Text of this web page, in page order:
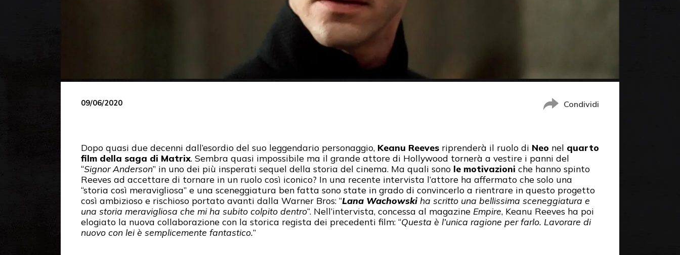
09/06/2020 Condividi
Dopo quasi due decenni dall’esordio del suo leggendario personaggio, Keanu Reeves riprenderà il ruolo di Neo nel quarto
film della saga di Matrix. Sembra quasi impossibile ma il grande attore di Hollywood tornerà a vestire i panni del
“Signor Anderson” in uno dei più insperati sequel della storia del cinema. Ma quali sono le motivazioni che hanno spinto
Reeves ad accettare di tornare in un ruolo così iconico? In una recente intervista l’attore ha affermato che solo una
“storia così meravigliosa” e una sceneggiatura ben fatta sono state in grado di convincerlo a rientrare in questo progetto
così ambizioso e rischioso portato avanti dalla Warner Bros: “Lana Wachowski ha scritto una bellissima sceneggiatura e
una storia meravigliosa che mi ha subito colpito dentro“. Nell’intervista, concessa al magazine Empire, Keanu Reeves ha poi
elogiato la nuova collaborazione con la storica regista dei precedenti film: “Questa è l’unica ragione per farlo. Lavorare di
nuovo con lei è semplicemente fantastico.”